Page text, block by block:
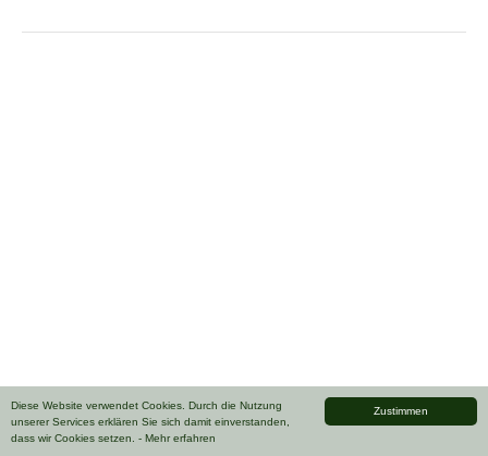
Zustimmen
Diese Website verwendet Cookies. Durch die Nutzung
unserer Services erklären Sie sich damit einverstanden,
dass wir Cookies setzen. - Mehr erfahren